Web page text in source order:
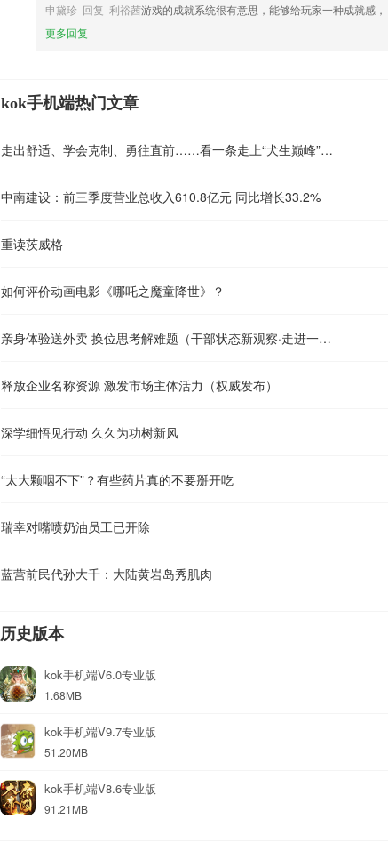
申黛珍 回复 利裕茜游戏的成就系统很有意思，能够给玩家一种成就感，
更多回复
kok手机端热门文章
走出舒适、学会克制、勇往直前……看一条走上“犬生巅峰”的搜救犬是怎样炼成的
中南建设：前三季度营业总收入610.8亿元 同比增长33.2%
重读茨威格
如何评价动画电影《哪吒之魔童降世》？
亲身体验送外卖 换位思考解难题（干部状态新观察·走进一线探作风）
释放企业名称资源 激发市场主体活力（权威发布）
深学细悟见行动 久久为功树新风
“太大颗咽不下”？有些药片真的不要掰开吃
瑞幸对嘴喷奶油员工已开除
蓝营前民代孙大千：大陆黄岩岛秀肌肉
历史版本
kok手机端V6.0专业版
1.68MB
kok手机端V9.7专业版
51.20MB
kok手机端V8.6专业版
91.21MB